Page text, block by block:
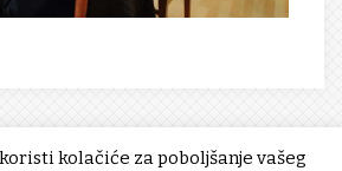
kolačiće za poboljšanje vašeg